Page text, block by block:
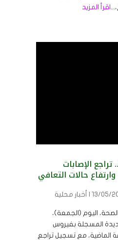
اقرأ المزيد
الإصابات
حالات التعافي
اليوم (الجمعة)،
المسجلة بفيروس
خلال الـ24 ساعة الماضية، مع تسجيل تراجع